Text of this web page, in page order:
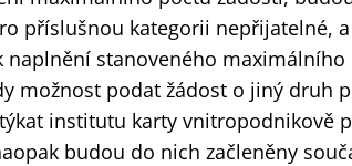
příslušnou kategorii nepřijatelné,
stanoveného maximálního
možnost podat žádost o jiný druh
institutu karty vnitropodnikově
budou do nich začleněny